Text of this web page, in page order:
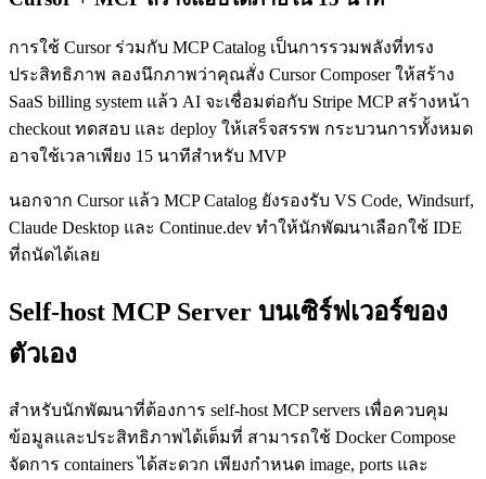
การใช้ Cursor ร่วมกับ MCP Catalog เป็นการรวมพลังที่ทรง
ประสิทธิภาพ ลองนึกภาพว่าคุณสั่ง Cursor Composer ให้สร้าง
SaaS billing system แล้ว AI จะเชื่อมต่อกับ Stripe MCP สร้างหน้า
checkout ทดสอบ และ deploy ให้เสร็จสรรพ กระบวนการทั้งหมด
อาจใช้เวลาเพียง 15 นาทีสำหรับ MVP
นอกจาก Cursor แล้ว MCP Catalog ยังรองรับ VS Code, Windsurf,
Claude Desktop และ Continue.dev ทำให้นักพัฒนาเลือกใช้ IDE
ที่ถนัดได้เลย
Self-host MCP Server บนเซิร์ฟเวอร์ของ
ตัวเอง
สำหรับนักพัฒนาที่ต้องการ self-host MCP servers เพื่อควบคุม
ข้อมูลและประสิทธิภาพได้เต็มที่ สามารถใช้ Docker Compose
จัดการ containers ได้สะดวก เพียงกำหนด image, ports และ